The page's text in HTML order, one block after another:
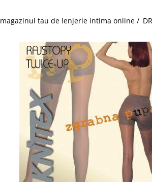
magazinul tau de lenjerie intima online /